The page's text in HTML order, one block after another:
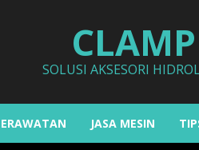
SOLUSI AKSESORI
JASA MESIN